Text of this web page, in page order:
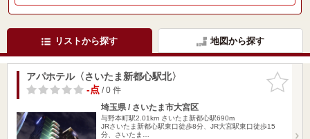
リストから探す 地図から探す
お気に入
りに追加
アパホテル〈さいたま新都心駅北〉
-点/ 0 件
埼玉県 / さいたま市大宮区
与野本町駅2.01km さいたま新都心駅690m
JRさいたま新都心駅東口徒歩8分、JR大宮駅東口徒歩15
分、さいたま…